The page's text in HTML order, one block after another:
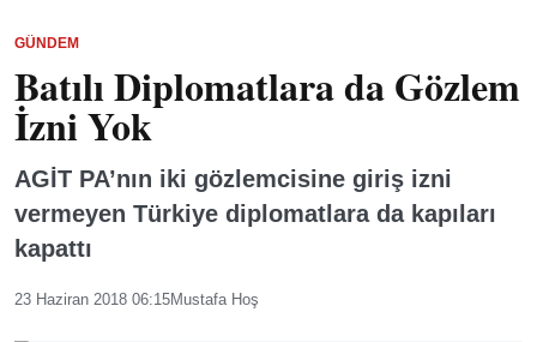
GÜNDEM
Batılı Diplomatlara da Gözlem
İzni Yok
AGİT PA’nın iki gözlemcisine giriş izni
vermeyen Türkiye diplomatlara da kapıları
kapattı
23 Haziran 2018 06:15Mustafa Hoş